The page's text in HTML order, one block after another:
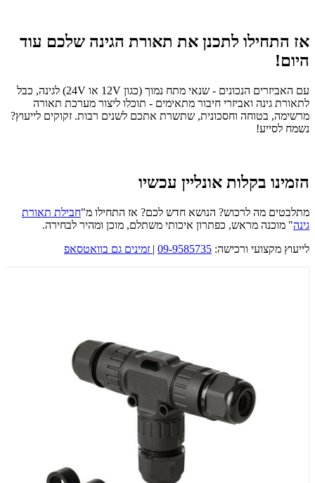
אז התחילו לתכנן את תאורת הגינה שלכם עוד
היום!
עם האביזרים הנכונים - שנאי מתח נמוך (כגון 12V או 24V) לגינה, כבל
לתאורת גינה ואביזרי חיבור מתאימים - תוכלו ליצור מערכת תאורה
מרשימה, בטוחה וחסכונית, שתשרת אתכם לשנים רבות. זקוקים לייעוץ?
נשמח לסייע!
הזמינו בקלות אונליין עכשיו
מתלבטים מה לרכוש? הנושא חדש לכם? אז התחילו מ"חבילת תאורת
גינה" מוכנה מראש, כפתרון איכותי משתלם, מוכן ומהיר לבחירה.
לייעוץ מקצועי ורכישה: 09-9585735
| זמינים גם בוואטסאפ